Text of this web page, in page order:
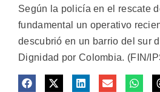
Según la policía en el rescate
fundamental un operativo
descubrió en un barrio del sur
Dignidad por Colombia. (FIN/